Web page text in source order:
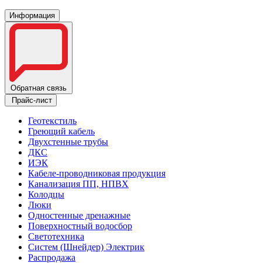
Информация
Обратная связь
Прайс-лист
Геотекстиль
Греющий кабель
Двухстенные трубы
ДКС
ИЭК
Кабеле-проводниковая продукция
Канализация ПП, НПВХ
Колодцы
Люки
Одностенные дренажные
Поверхностный водосбор
Светотехника
Систем (Шнейдер) Электрик
Распродажа